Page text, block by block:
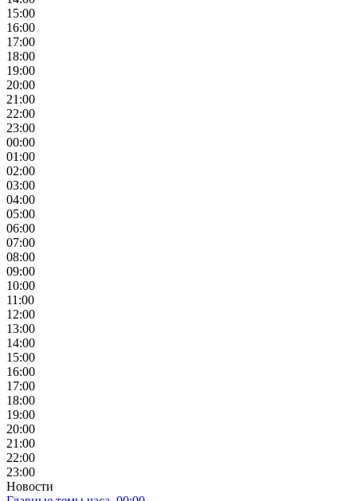
15:00
16:00
17:00
18:00
19:00
20:00
21:00
22:00
23:00
00:00
01:00
02:00
03:00
04:00
05:00
06:00
07:00
08:00
09:00
10:00
11:00
12:00
13:00
14:00
15:00
16:00
17:00
18:00
19:00
20:00
21:00
22:00
23:00
Новости